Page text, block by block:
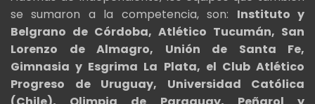
se sumaron a la competencia, son: Instituto y
Belgrano de Córdoba, Atlético Tucumán, San
Lorenzo de Almagro, Unión de Santa Fe,
Gimnasia y Esgrima La Plata, el Club Atlético
Progreso de Uruguay, Universidad Católica